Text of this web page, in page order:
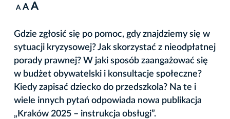
A A A
Gdzie zgłosić się po pomoc, gdy znajdziemy się w
sytuacji kryzysowej? Jak skorzystać z nieodpłatnej
porady prawnej? W jaki sposób zaangażować się
w budżet obywatelski i konsultacje społeczne?
Kiedy zapisać dziecko do przedszkola? Na te i
wiele innych pytań odpowiada nowa publikacja
„Kraków 2025 – instrukcja obsługi”.